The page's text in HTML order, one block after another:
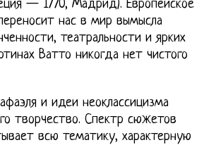
— 1770, Мадрид). Европейское
нас в мир вымысла
театральности и ярких
Ватто никогда нет чистого
и идеи неоклассицизма
творчество. Спектр сюжетов
всю тематику, характерную